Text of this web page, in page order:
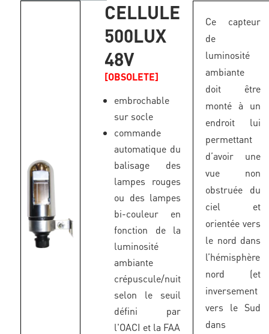
CELLULE
500LUX
48V
[OBSOLETE]
embrochable
sur socle
commande
automatique du
balisage des
lampes rouges
ou des lampes
bi-couleur en
fonction de la
luminosité
ambiante
crépuscule/nuit
selon le seuil
défini par
l'OACI et la FAA
Ce capteur
de
luminosité
ambiante
doit être
monté à un
endroit lui
permettant
d’avoir une
vue non
obstruée du
ciel et
orientée vers
le nord dans
l’hémisphère
nord (et
inversement
vers le Sud
dans